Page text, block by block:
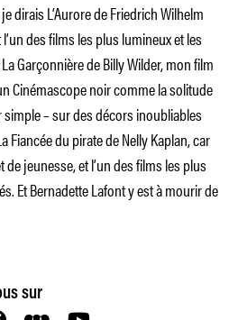
dirais L’Aurore de Friedrich Wilhelm
des films les plus lumineux et les
Garçonnière de Billy Wilder, mon film
Cinémascope noir comme la solitude
simple – sur des décors inoubliables
Fiancée du pirate de Nelly Kaplan, car
de jeunesse, et l’un des films les plus
Et Bernadette Lafont y est à mourir de
sur